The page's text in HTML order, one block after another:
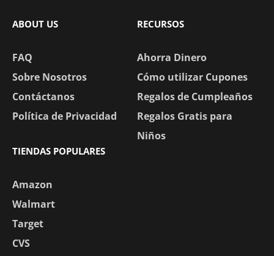
ABOUT US
FAQ
Sobre Nosotros
Contáctanos
Política de Privacidad
RECURSOS
Ahorra Dinero
Cómo utilizar Cupones
Regalos de Cumpleaños
Regalos Gratis para
Niños
TIENDAS POPULARES
Amazon
Walmart
Target
CVS